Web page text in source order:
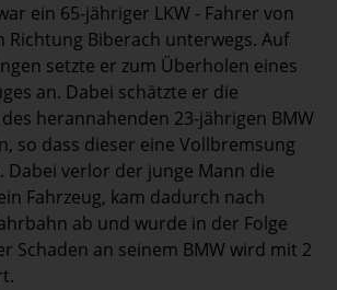
ein 65-jähriger LKW - Fahrer von
Richtung Biberach unterwegs. Auf
setzte er zum Überholen eines
an. Dabei schätzte er die
herannahenden 23-jährigen BMW
so dass dieser eine Vollbremsung
Dabei verlor der junge Mann die
Fahrzeug, kam dadurch nach
ab und wurde in der Folge
Schaden an seinem BMW wird mit 2